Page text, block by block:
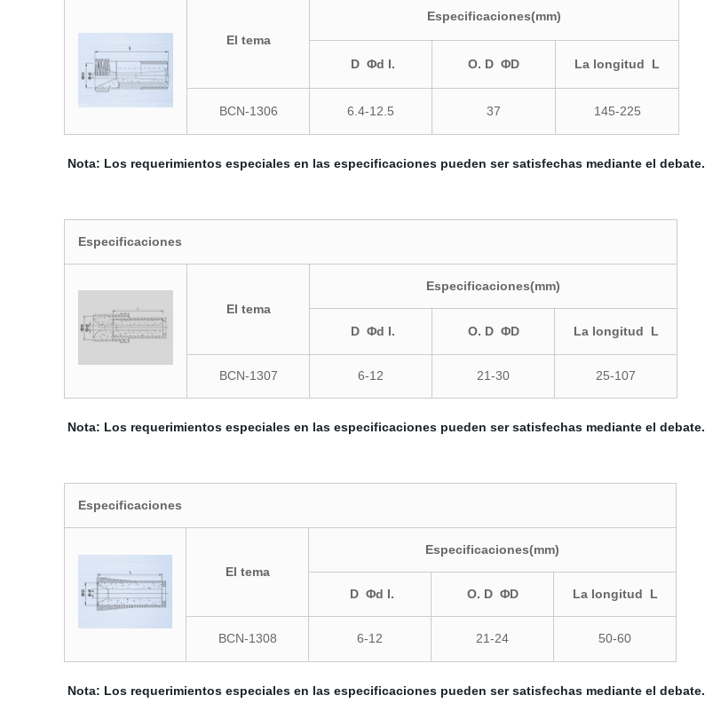
El tema
Especificaciones(mm)
D Φd I. O. D ΦD La longitud L
BCN-1306 6.4-12.5 37 145-225
Nota: Los requerimientos especiales en las especificaciones pueden ser satisfechas mediante el debate.
Especificaciones
El tema
Especificaciones(mm)
D Φd I. O. D ΦD La longitud L
BCN-1307 6-12 21-30 25-107
Nota: Los requerimientos especiales en las especificaciones pueden ser satisfechas mediante el debate.
Especificaciones
El tema
Especificaciones(mm)
D Φd I. O. D ΦD La longitud L
BCN-1308 6-12 21-24 50-60
Nota: Los requerimientos especiales en las especificaciones pueden ser satisfechas mediante el debate.